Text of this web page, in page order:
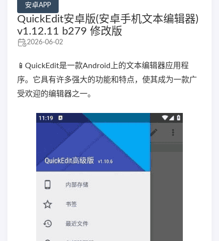
安卓APP
QuickEdit安卓版(安卓手机文本编辑器)
v1.12.11 b279 修改版
2026-06-02
📱QuickEdit是一款Android上的文本编辑器应用程
序。它具有许多强大的功能和特点，使其成为一款广
受欢迎的编辑器之一。